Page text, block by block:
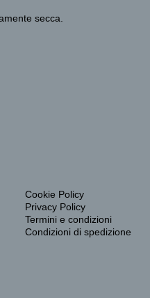
secca.
Cookie Policy
Privacy Policy
Termini e condizioni
Condizioni di spedizione